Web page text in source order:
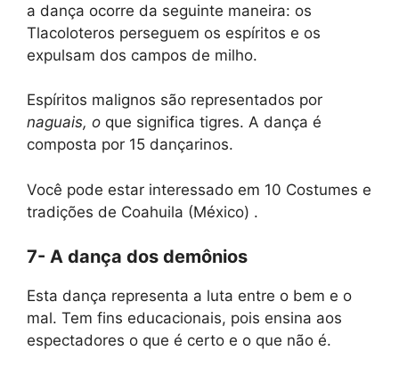
a dança ocorre da seguinte maneira: os
Tlacoloteros perseguem os espíritos e os
expulsam dos campos de milho.
Espíritos malignos são representados por
naguais, o que significa tigres. A dança é
composta por 15 dançarinos.
Você pode estar interessado em 10 Costumes e
tradições de Coahuila (México) .
7- A dança dos demônios
Esta dança representa a luta entre o bem e o
mal. Tem fins educacionais, pois ensina aos
espectadores o que é certo e o que não é.